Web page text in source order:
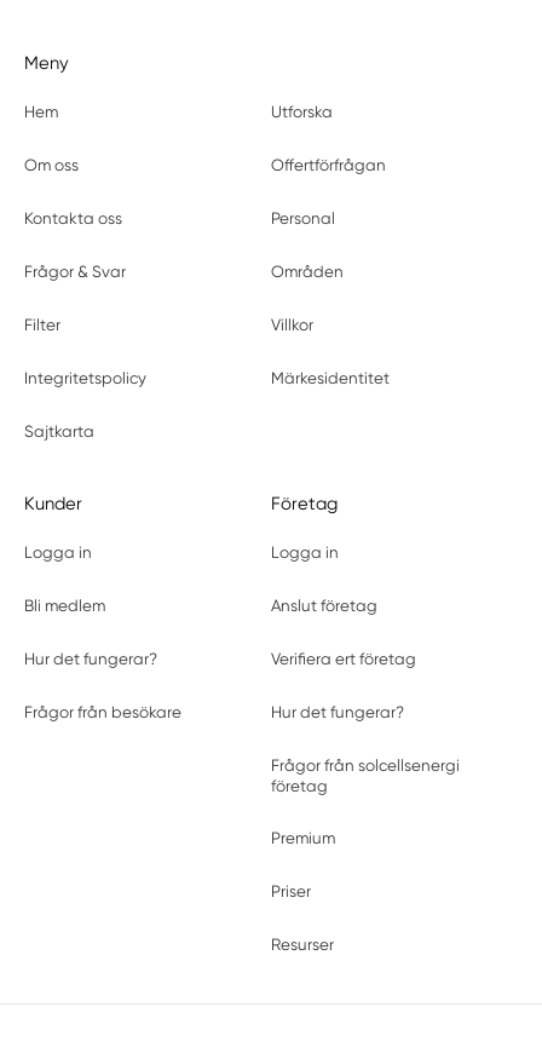
Meny
Hem Utforska
Om oss Offertförfrågan
Kontakta oss Personal
Frågor & Svar Områden
Filter Villkor
Integritetspolicy Märkesidentitet
Sajtkarta
Kunder
Logga in
Bli medlem
Hur det fungerar?
Frågor från besökare
Företag
Logga in
Anslut företag
Verifiera ert företag
Hur det fungerar?
Frågor från solcellsenergi
företag
Premium
Priser
Resurser